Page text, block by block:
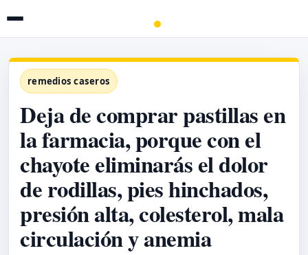
remedios caseros
Deja de comprar pastillas en
la farmacia, porque con el
chayote eliminarás el dolor
de rodillas, pies hinchados,
presión alta, colesterol, mala
circulación y anemia